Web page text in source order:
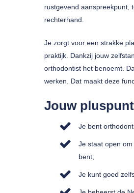
rustgevend aanspreekpunt,
rechterhand.
Je zorgt voor een strakke
praktijk. Dankzij jouw
orthodontist het benoemt.
werken. Dat maakt deze
Jouw
Je bent
Je staat open
bent;
Je kunt goed